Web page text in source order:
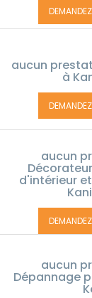
aucun
à
aucun
d'intérieur
aucun
Dépannage